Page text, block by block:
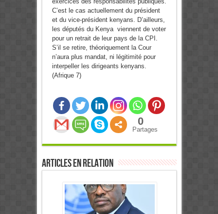
C’est le cas actuellement du président
et du vice-président kenyans. D’ailleurs,
les députés du Kenya viennent de voter
pour un retrait de leur pays de la CPI.
S’il se retire, théoriquement la Cour
n’aura plus mandat, ni légitimité pour
interpeller les dirigeants kenyans.
(Afrique 7)
0
Partages
Articles en relation